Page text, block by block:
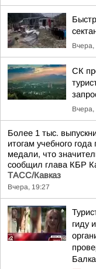
Вчера,
СК
Вчера,
Более 1 тыс.
итогам учебного
медали, что
сообщил глава КБР
ТАСС/Кавказ
Вчера, 19:27
гиду